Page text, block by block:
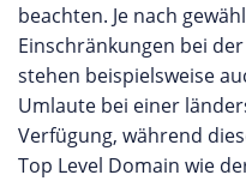
beachten. Je nach
Einschränkungen bei
stehen beispielsweise
Umlaute bei einer
Verfügung, während
Top Level Domain wie